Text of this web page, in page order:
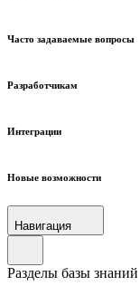
Часто задаваемые вопросы
Разработчикам
Интеграции
Новые возможности
Навигация
Разделы базы знаний